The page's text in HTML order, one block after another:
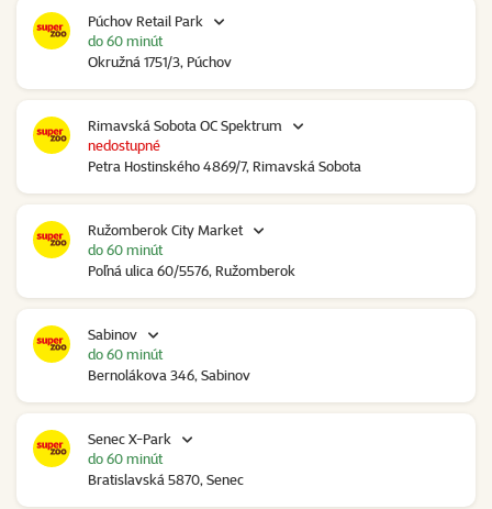
Púchov Retail Park
Okružná 1751/3, Púchov
do 60 minút
Rimavská Sobota OC Spektrum
Petra Hostinského 4869/7, Rimavská Sobota
nedostupné
Ružomberok City Market
Poľná ulica 60/5576, Ružomberok
do 60 minút
Sabinov
Bernolákova 346, Sabinov
do 60 minút
Senec X-Park
Bratislavská 5870, Senec
do 60 minút